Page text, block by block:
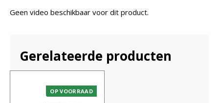
Geen video beschikbaar voor dit product.
Gerelateerde producten
OP VOORRAAD